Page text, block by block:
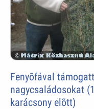
Fenyõfával
nagycsaládosokat
karácsony elõtt)